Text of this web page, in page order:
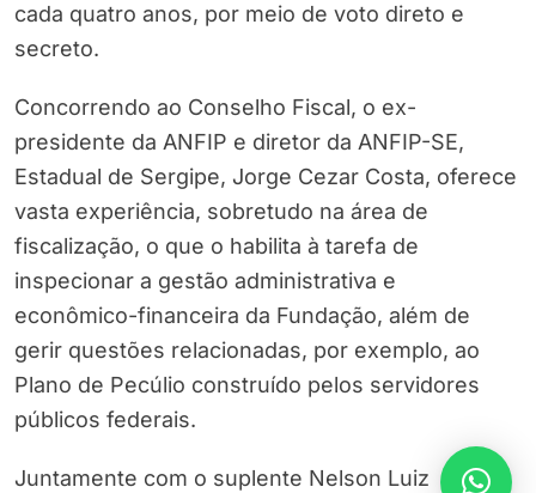
cada quatro anos, por meio de voto direto e
secreto.
Concorrendo ao Conselho Fiscal, o ex-
presidente da ANFIP e diretor da ANFIP-SE,
Estadual de Sergipe, Jorge Cezar Costa, oferece
vasta experiência, sobretudo na área de
fiscalização, o que o habilita à tarefa de
inspecionar a gestão administrativa e
econômico-financeira da Fundação, além de
gerir questões relacionadas, por exemplo, ao
Plano de Pecúlio construído pelos servidores
públicos federais.
Juntamente com o suplente Nelson Luiz